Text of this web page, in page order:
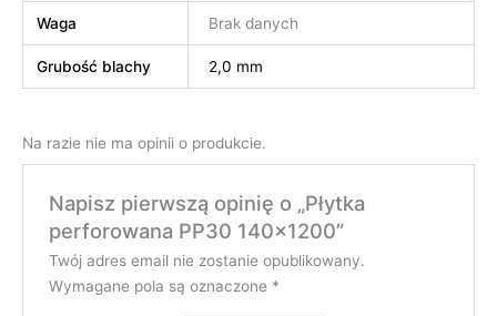
Waga Brak danych
Grubość blachy 2,0 mm
Na razie nie ma opinii o produkcie.
Napisz pierwszą opinię o „Płytka
perforowana PP30 140×1200”
Twój adres email nie zostanie opublikowany.
Wymagane pola są oznaczone *